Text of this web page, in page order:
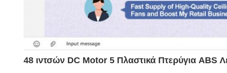
48 ιντσών DC Motor 5 Πλαστικά Πτερύγια ABS